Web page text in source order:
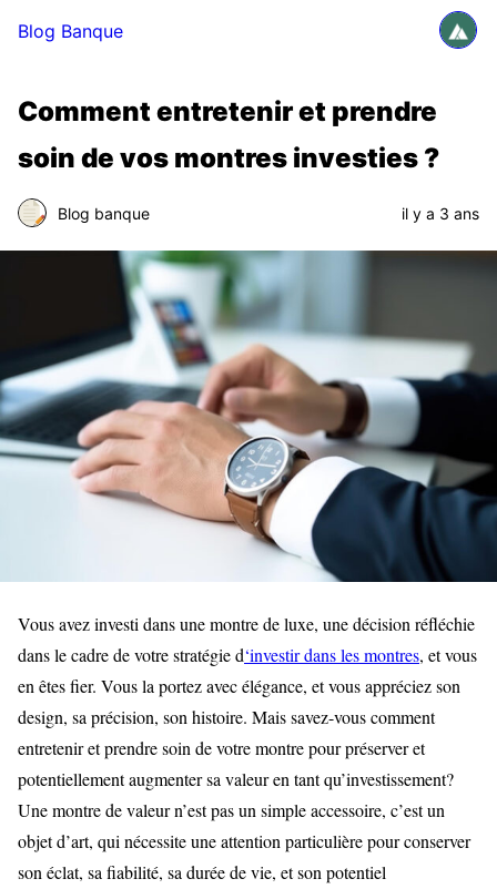
Blog Banque
Comment entretenir et prendre
soin de vos montres investies ?
Blog banque il y a 3 ans
Vous avez investi dans une montre de luxe, une décision réfléchie
dans le cadre de votre stratégie d‘investir dans les montres, et vous
en êtes fier. Vous la portez avec élégance, et vous appréciez son
design, sa précision, son histoire. Mais savez-vous comment
entretenir et prendre soin de votre montre pour préserver et
potentiellement augmenter sa valeur en tant qu’investissement?
Une montre de valeur n’est pas un simple accessoire, c’est un
objet d’art, qui nécessite une attention particulière pour conserver
son éclat, sa fiabilité, sa durée de vie, et son potentiel